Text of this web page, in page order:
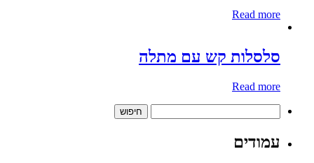
Read more
סלסלות קש עם מתלה
Read more
עמודים